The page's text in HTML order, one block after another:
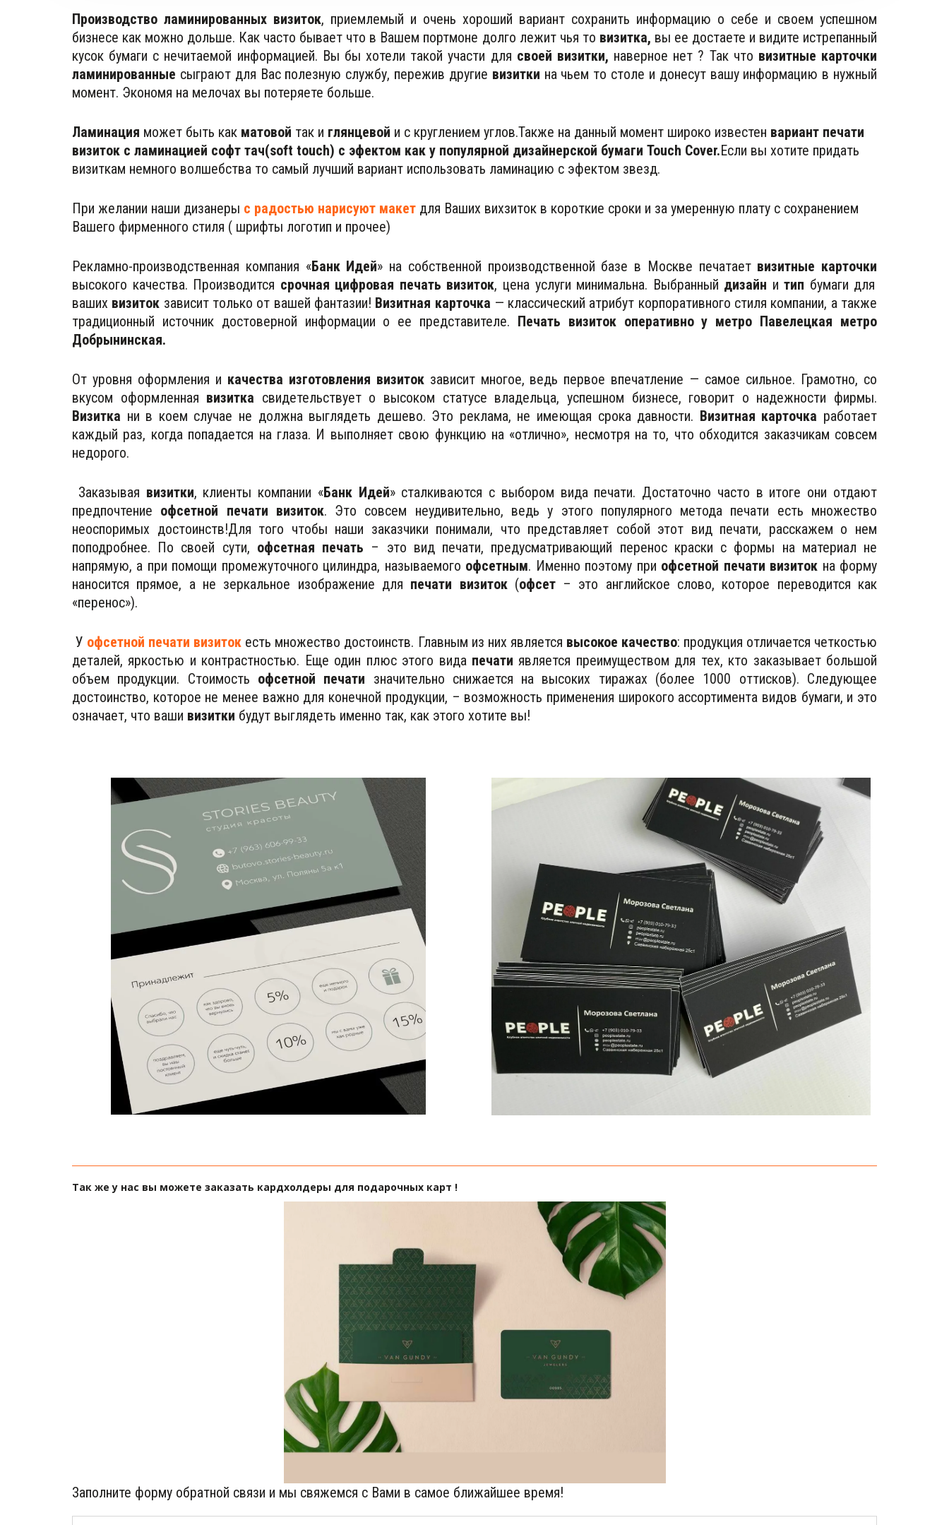
Производство ламинированных визиток, приемлемый и очень хороший вариант сохранить информацию о себе и своем успешном
бизнесе как можно дольше. Как часто бывает что в Вашем портмоне долго лежит чья то визитка, вы ее достаете и видите истрепанный
кусок бумаги с нечитаемой информацией. Вы бы хотели такой участи для своей визитки, наверное нет ? Так что визитные карточки
ламинированные сыграют для Вас полезную службу, пережив другие визитки на чьем то столе и донесут вашу информацию в нужный
момент. Экономя на мелочах вы потеряете больше.
Ламинация может быть как матовой так и глянцевой и с круглением углов.Также на данный момент широко известен вариант печати
визиток с ламинацией софт тач(soft touch) с эфектом как у популярной дизайнерской бумаги Touch Cover.Если вы хотите придать
визиткам немного волшебства то самый лучший вариант использовать ламинацию с эфектом звезд.
При желании наши дизанеры с радостью нарисуют макет для Ваших вихзиток в короткие сроки и за умеренную плату с сохранением
Вашего фирменного стиля ( шрифты логотип и прочее)
Рекламно-производственная компания «Банк Идей» на собственной производственной базе в Москве печатает визитные карточки
высокого качества. Производится срочная цифровая печать визиток, цена услуги минимальна. Выбранный дизайн итип бумаги для
ваших визиток зависит только от вашей фантазии! Визитная карточка — классический атрибут корпоративного стиля компании, а также
традиционный источник достоверной информации о ее представителе. Печать визиток оперативно у метро Павелецкая метро
Добрынинская.
От уровня оформления и качества изготовления визитокзависит многое, ведь первое впечатление — самое сильное. Грамотно, со
вкусом оформленная визитка свидетельствует о высоком статусе владельца, успешном бизнесе, говорит о надежности фирмы.
Визитка ни в коем случае не должна выглядеть дешево. Это реклама, не имеющая срока давности. Визитная карточка работает
каждый раз, когда попадается на глаза. И выполняет свою функцию на «отлично», несмотря на то, что обходится заказчикам совсем
недорого.
Заказывая визитки, клиенты компании «Банк Идей» сталкиваются с выбором вида печати. Достаточно часто в итоге они отдают
предпочтение офсетной печати визиток. Это совсем неудивительно, ведь у этого популярного метода печати есть множество
неоспоримых достоинств!Для того чтобы наши заказчики понимали, что представляет собой этот вид печати, расскажем о нем
поподробнее. По своей сути, офсетная печать – это вид печати, предусматривающий перенос краски с формы на материал не
напрямую, а при помощи промежуточного цилиндра, называемого офсетным. Именно поэтому при офсетной печати визиток на форму
наносится прямое, а не зеркальное изображение для печати визиток(офсет– это английское слово, которое переводится как
«перенос»).
У офсетной печати визиток есть множество достоинств. Главным из них является высокое качество: продукция отличается четкостью
деталей, яркостью и контрастностью. Еще один плюс этого вида печати является преимуществом для тех, кто заказывает большой
объем продукции. Стоимость офсетной печати значительно снижается на высоких тиражах (более 1000 оттисков). Следующее
достоинство, которое не менее важно для конечной продукции, – возможность применения широкого ассортимента видов бумаги, и это
означает, что ваши визитки будут выглядеть именно так, как этого хотите вы!
Так же у нас вы можете заказать кардхолдеры для подарочных карт !
Заполните форму обратной связи и мы свяжемся с Вами в самое ближайшее время!